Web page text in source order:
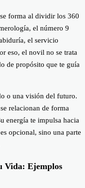
forma al dividir los 360
el número 9
el servicio
eso, el novil no se trata
de propósito que te guía
o una visión del futuro.
relacionan de forma
energía te impulsa hacia
opcional, sino una parte
Vida: Ejemplos